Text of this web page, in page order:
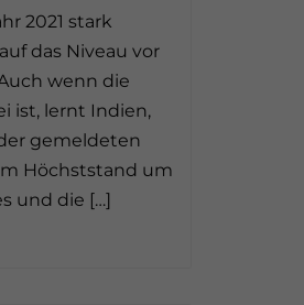
2021 stark
das Niveau vor
wenn die
ist, lernt Indien,
gemeldeten
Höchststand um
und die […]